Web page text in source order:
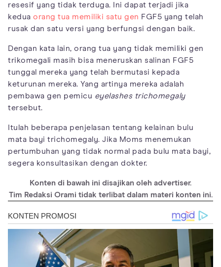
resesif yang tidak terduga. Ini dapat terjadi jika
kedua orang tua memiliki satu gen FGF5 yang telah
rusak dan satu versi yang berfungsi dengan baik.
Dengan kata lain, orang tua yang tidak memiliki gen
trikomegali masih bisa meneruskan salinan FGF5
tunggal mereka yang telah bermutasi kepada
keturunan mereka. Yang artinya mereka adalah
pembawa gen pemicu eyelashes trichomegaly
tersebut.
Itulah beberapa penjelasan tentang kelainan bulu
mata bayi trichomegaly. Jika Moms menemukan
pertumbuhan yang tidak normal pada bulu mata bayi,
segera konsultasikan dengan dokter.
Konten di bawah ini disajikan oleh advertiser.
Tim Redaksi Orami tidak terlibat dalam materi konten ini.